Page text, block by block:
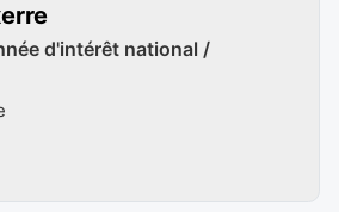
d'intérêt national /